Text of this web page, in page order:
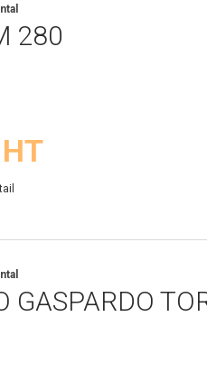
280
HT
GASPARDO